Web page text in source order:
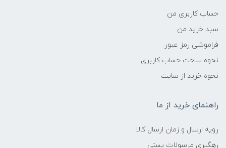
حساب کاربری من
سبد خرید من
فراموشی رمز عبور
نحوه ساخت حساب کاربری
نحوه خرید از سایت
راهنمای خرید از ما
رویه ارسال و زمان ارسال کالا
رهگیری مرسولات پستی